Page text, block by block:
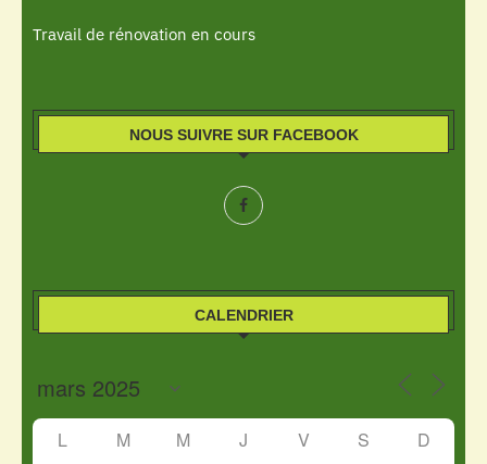
Travail de rénovation en cours
NOUS SUIVRE SUR FACEBOOK
CALENDRIER
L M M J V S D